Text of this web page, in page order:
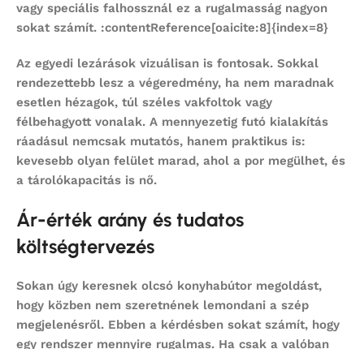
vagy speciális falhossznál ez a rugalmasság nagyon
sokat számít. :contentReference[oaicite:8]{index=8}
Az egyedi lezárások vizuálisan is fontosak. Sokkal
rendezettebb lesz a végeredmény, ha nem maradnak
esetlen hézagok, túl széles vakfoltok vagy
félbehagyott vonalak. A mennyezetig futó kialakítás
ráadásul nemcsak mutatós, hanem praktikus is:
kevesebb olyan felület marad, ahol a por megülhet, és
a tárolókapacitás is nő.
Ár-érték arány és tudatos
költségtervezés
Sokan úgy keresnek olcsó konyhabútor megoldást,
hogy közben nem szeretnének lemondani a szép
megjelenésről. Ebben a kérdésben sokat számít, hogy
egy rendszer mennyire rugalmas. Ha csak a valóban